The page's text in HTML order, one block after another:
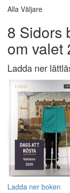
Alla Väljare
8 Sidors
om valet
Ladda ner
Ladda ner boken